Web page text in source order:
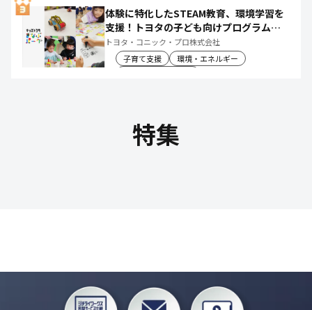
体験に特化したSTEAM教育、環境学習を
支援！トヨタの子ども向けプログラムで
社会や将来について楽しく学べる体験機
会を創出
トヨタ・コニック・プロ株式会社
子育て支援
環境・エネルギー
特集